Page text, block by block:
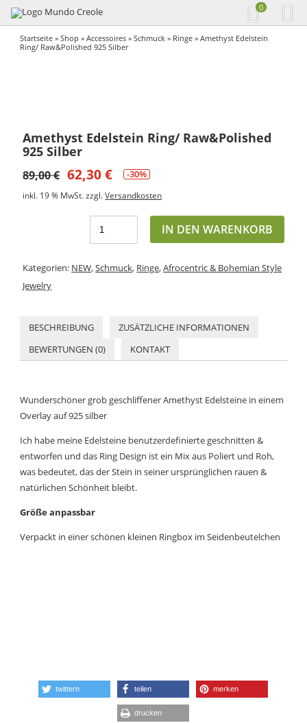
0
Startseite »Shop »Accessoires »Schmuck » Ringe » Amethyst Edelstein
Ring/ Raw&Polished 925 Silber
Amethyst Edelstein Ring/ Raw&Polished
925 Silber
89,00€ 62,30€ -30%
inkl. 19 % MwSt. zzgl.Versandkosten
IN DEN WARENKORB
Kategorien: NEW,Schmuck, Ringe,Afrocentric & Bohemian Style
Jewelry
BESCHREIBUNG
ZUSÄTZLICHE INFORMATIONEN
BEWERTUNGEN (0)
KONTAKT
Wunderschöner grob geschliffener Amethyst Edelsteine in einem
Overlay auf 925 silber
Ich habe meine Edelsteine benutzerdefinierte geschnitten &
entworfen und das Ring Design ist ein Mix aus Poliert und Roh,
was bedeutet, das der Stein in seiner ursprünglichen rauen &
natürlichen Schönheit bleibt.
Größe anpassbar
Verpackt in einer schönen kleinen Ringbox im Seidenbeutelchen
twittern teilen merken
drucken